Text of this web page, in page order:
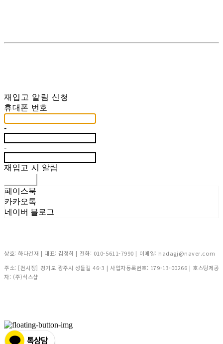
재입고 알림 신청
휴대폰 번호
-
-
재입고 시 알림
페이스북
카카오톡
네이버 블로그
상호: 하다건재 | 대표: 김정희 | 전화: 010-5611-7990 | 이메일: hadagj@naver.com
주소: [전시장] 경기도 광주시 성들길 46-3 | 사업자등록번호: 179-13-00266 | 호스팅제공
자: (주)식스샵